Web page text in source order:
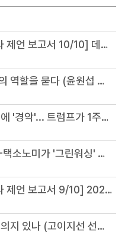
[2025 기후에너지 10대 전망과 제언 보고서 10/10] 데이터센터 전력 수요, 2배로 는다…분산과 수요관리가 해법 (강민영 연구원)
[세계일보] 기후위기시대 언론의 역할을 묻다 (윤원섭 선임연구원)
[오마이뉴스] 예상 빗나간 현실에 '경악'... 트럼프가 1주일 동안 저지른 일 (김병권 연구위원)
[ESG경제] LCA 도입 연기...K-택소노미가 '그린워싱' 막을 수 있나? (정영주 연구원)
[2025 기후에너지 10대 전망과 제언 보고서 9/10] 2025년 기후재난에 우리는 무사할 수 있을까…적응대책 쟁점 세 가지 (황정화 연구원)
[고양신문] 고양시는 탄소중립 의지 있나 (고이지선 선임연구원)